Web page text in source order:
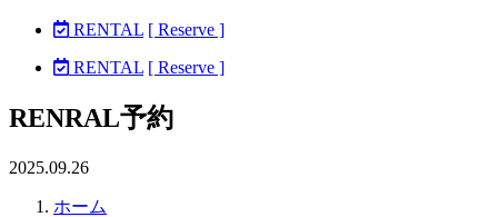
RENTAL [ Reserve ]
RENTAL [ Reserve ]
RENRAL予約
2025.09.26
ホーム